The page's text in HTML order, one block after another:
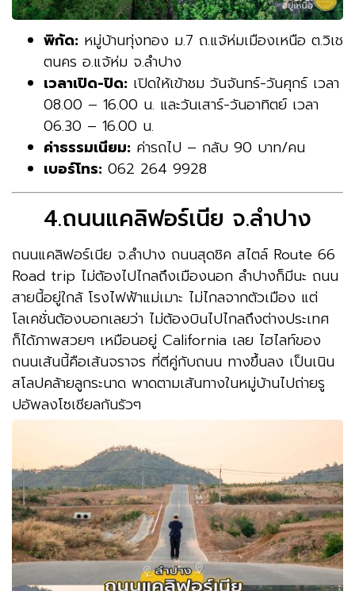
พิกัด: หมู่บ้านทุ่งทอง ม.7 ถ.แจ้ห่มเมืองเหนือ ต.วิเช
ตนคร อ.แจ้ห่ม จ.ลำปาง
เวลาเปิด-ปิด: เปิดให้เข้าชม วันจันทร์-วันศุกร์ เวลา
08.00 – 16.00 น. และวันเสาร์-วันอาทิตย์ เวลา
06.30 – 16.00 น.
ค่าธรรมเนียม: ค่ารถไป – กลับ 90 บาท/คน
เบอร์โทร: 062 264 9928
4.ถนนแคลิฟอร์เนีย จ.ลำปาง
ถนนแคลิฟอร์เนีย จ.ลำปาง ถนนสุดชิค สไตล์ Route 66
Road trip ไม่ต้องไปไกลถึงเมืองนอก ลำปางก็มีนะ ถนน
สายนี้อยู่ใกล้ โรงไฟฟ้าแม่เมาะ ไม่ไกลจากตัวเมือง แต่
โลเคชั่นต้องบอกเลยว่า ไม่ต้องบินไปไกลถึงต่างประเทศ
ก็ได้ภาพสวยๆ เหมือนอยู่ California เลย ไฮไลท์ของ
ถนนเส้นนี้คือเส้นจราจร ที่ตีคู่กับถนน ทางขึ้นลง เป็นเนิน
สโลปคล้ายลูกระนาด พาดตามเส้นทางในหมู่บ้านไปถ่ายรู
ปอัพลงโซเชียลกันรัวๆ